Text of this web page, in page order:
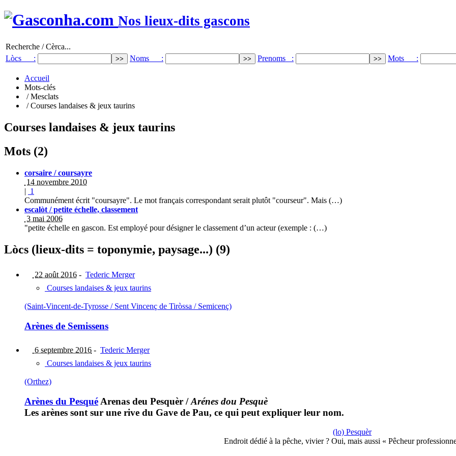
Nos lieux-dits gascons
Recherche / Cèrca...
Lòcs :
Noms : Prenoms : Mots :
Accueil
Mots-clés
/ Mesclats
/ Courses landaises & jeux taurins
Courses landaises & jeux taurins
Mots (2)
corsaire / coursayre
14 novembre 2010
| 1
Communément écrit "coursayre". Le mot français correspondant serait plutôt "courseur". Mais (…)
escalòt / petite échelle, classement
3 mai 2006
"petite échelle en gascon. Est employé pour désigner le classement d’un acteur (exemple : (…)
Lòcs (lieux-dits = toponymie, paysage...) (9)
22 août 2016 - Tederic Merger
Courses landaises & jeux taurins
(Saint-Vincent-de-Tyrosse / Sent Vincenç de Tiròssa / Semicenç)
Arènes de Semissens
6 septembre 2016 - Tederic Merger
Courses landaises & jeux taurins
(Orthez)
Arènes du Pesqué Arenas deu Pesquèr /Arénes dou Pesquè
Les arènes sont sur une rive du Gave de Pau, ce qui peut expliquer leur nom.
(lo) Pesquèr
Endroit dédié à la pêche, vivier ? Oui, mais aussi « Pêcheur